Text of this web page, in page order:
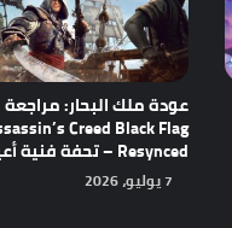
عودة ملك البحار: مراجعة
Creed Black Flag
Resynced – تحفة فنية أعيد إحياؤها!
7 يوليو، 2026